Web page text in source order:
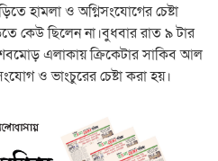
হামলা ও অগ্নিসংযোগের চেষ্টা
কেউ ছিলেন না।বুধবার রাত ৯ টার
এলাকায় ক্রিকেটার সাকিব আল
ও ভাংচুরের চেষ্টা করা হয়।